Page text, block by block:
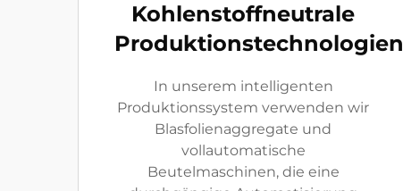
Kohlenstoffneutrale
Produktionstechnologien
In unserem intelligenten
Produktionssystem verwenden wir
Blasfolienaggregate und
vollautomatische
Beutelmaschinen, die eine